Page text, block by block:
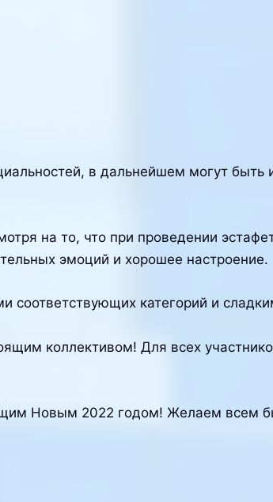
в дальнейшем могут быть
на то, что при проведении
эмоций и хорошее настроение.
соответствующих категорий и
коллективом! Для всех
Новым 2022 годом! Желаем всем